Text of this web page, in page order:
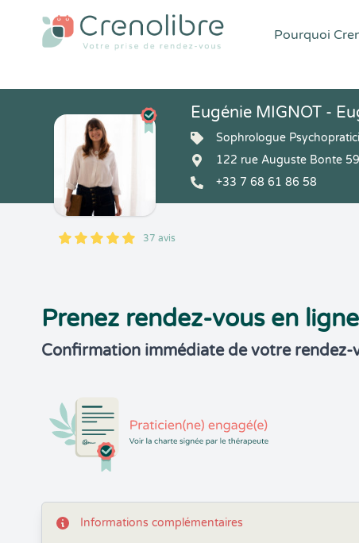
Pourquoi
5
1
5
37 37 avis
Eugénie MIGNOT -
Sophrologue
122 rue Auguste Bonte
+33 7 68 61 86 58
Prenez rendez-vous en ligne
Confirmation immédiate de votre rendez-
Informations complémentaires